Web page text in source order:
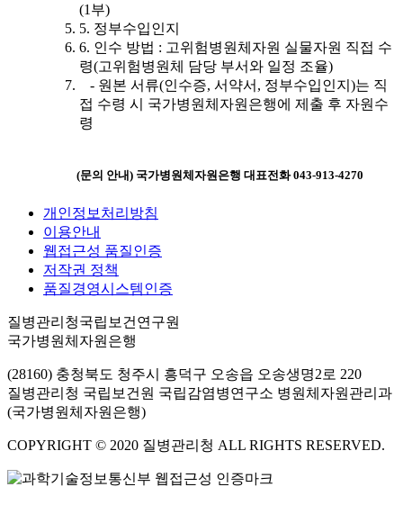
(1부)
5. 정부수입인지
6. 인수 방법 : 고위험병원체자원 실물자원 직접 수
령(고위험병원체 담당 부서와 일정 조율)
- 원본 서류(인수증, 서약서, 정부수입인지)는 직
접 수령 시 국가병원체자원은행에 제출 후 자원수
령
(문의 안내) 국가병원체자원은행 대표전화 043-913-4270
개인정보처리방침
이용안내
웹접근성 품질인증
저작권 정책
품질경영시스템인증
질병관리청국립보건연구원
국가병원체자원은행
(28160) 충청북도 청주시 흥덕구 오송읍 오송생명2로 220
질병관리청 국립보건원 국립감염병연구소 병원체자원관리과
(국가병원체자원은행)
COPYRIGHT © 2020 질병관리청 ALL RIGHTS RESERVED.